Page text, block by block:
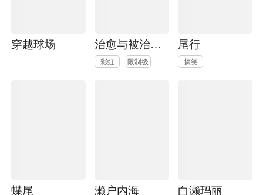
穿越球场 治愈与被治愈！？
彩虹 限制级
尾行
搞笑
蝶尾 濑户内海 白濑玛丽